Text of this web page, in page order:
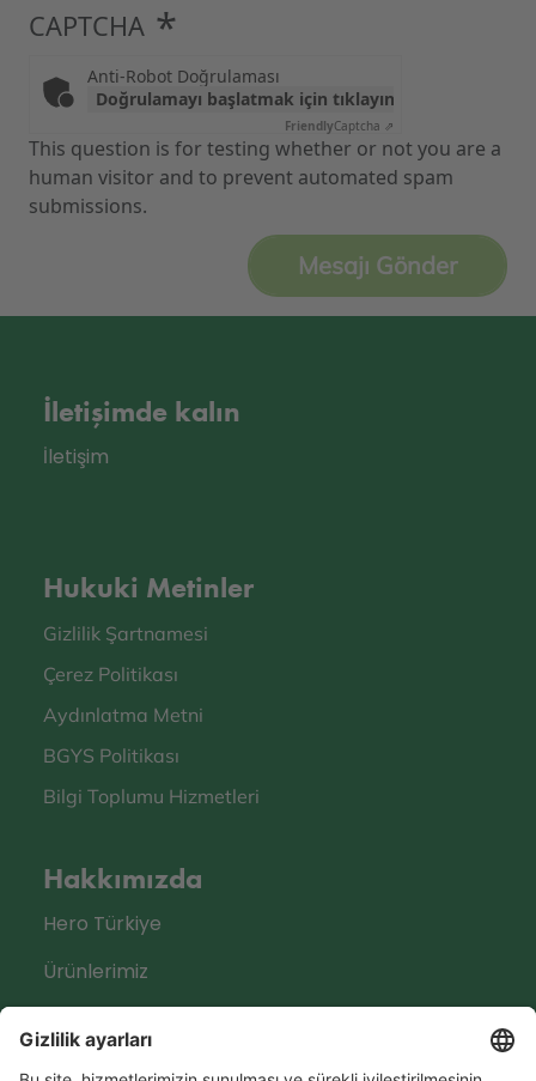
CAPTCHA
Anti-Robot Doğrulaması
Doğrulamayı başlatmak için tıklayın
FriendlyCaptcha ⇗
This question is for testing whether or not you are a
human visitor and to prevent automated spam
submissions.
İletişimde kalın
İletişim
Hukuki Metinler
Gizlilik Şartnamesi
Çerez Politikası
Aydınlatma Metni
BGYS Politikası
Bilgi Toplumu Hizmetleri
Hakkımızda
Hero Türkiye
Ürünlerimiz